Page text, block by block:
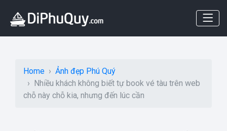
Home
Ảnh đẹp Phú Quý
Nhiều khách không biết tự book vé tàu trên web
chỗ này chỗ kia, nhưng đến lúc cần